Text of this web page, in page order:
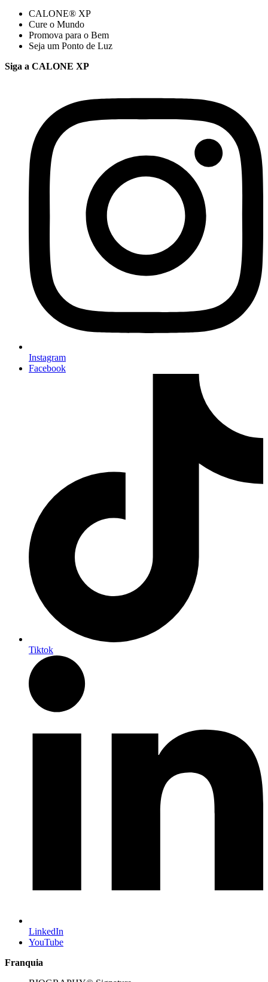
CALONE® XP
Cure o Mundo
Promova para o Bem
Seja um Ponto de Luz
Siga a CALONE XP
Instagram
Facebook
Tiktok
LinkedIn
YouTube
Franquia